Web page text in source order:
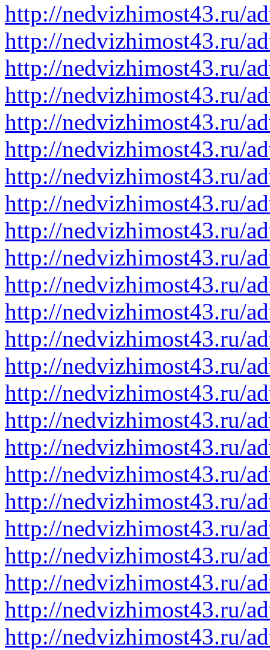
http://nedvizhimost43.ru/
http://nedvizhimost43.ru/
http://nedvizhimost43.ru/
http://nedvizhimost43.ru/
http://nedvizhimost43.ru/
http://nedvizhimost43.ru/
http://nedvizhimost43.ru/
http://nedvizhimost43.ru/
http://nedvizhimost43.ru/
http://nedvizhimost43.ru/
http://nedvizhimost43.ru/
http://nedvizhimost43.ru/
http://nedvizhimost43.ru/
http://nedvizhimost43.ru/
http://nedvizhimost43.ru/
http://nedvizhimost43.ru/
http://nedvizhimost43.ru/
http://nedvizhimost43.ru/
http://nedvizhimost43.ru/
http://nedvizhimost43.ru/
http://nedvizhimost43.ru/
http://nedvizhimost43.ru/
http://nedvizhimost43.ru/
http://nedvizhimost43.ru/